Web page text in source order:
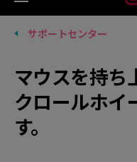
サポートセンター
マウスを持ち
クロールホイ
す。